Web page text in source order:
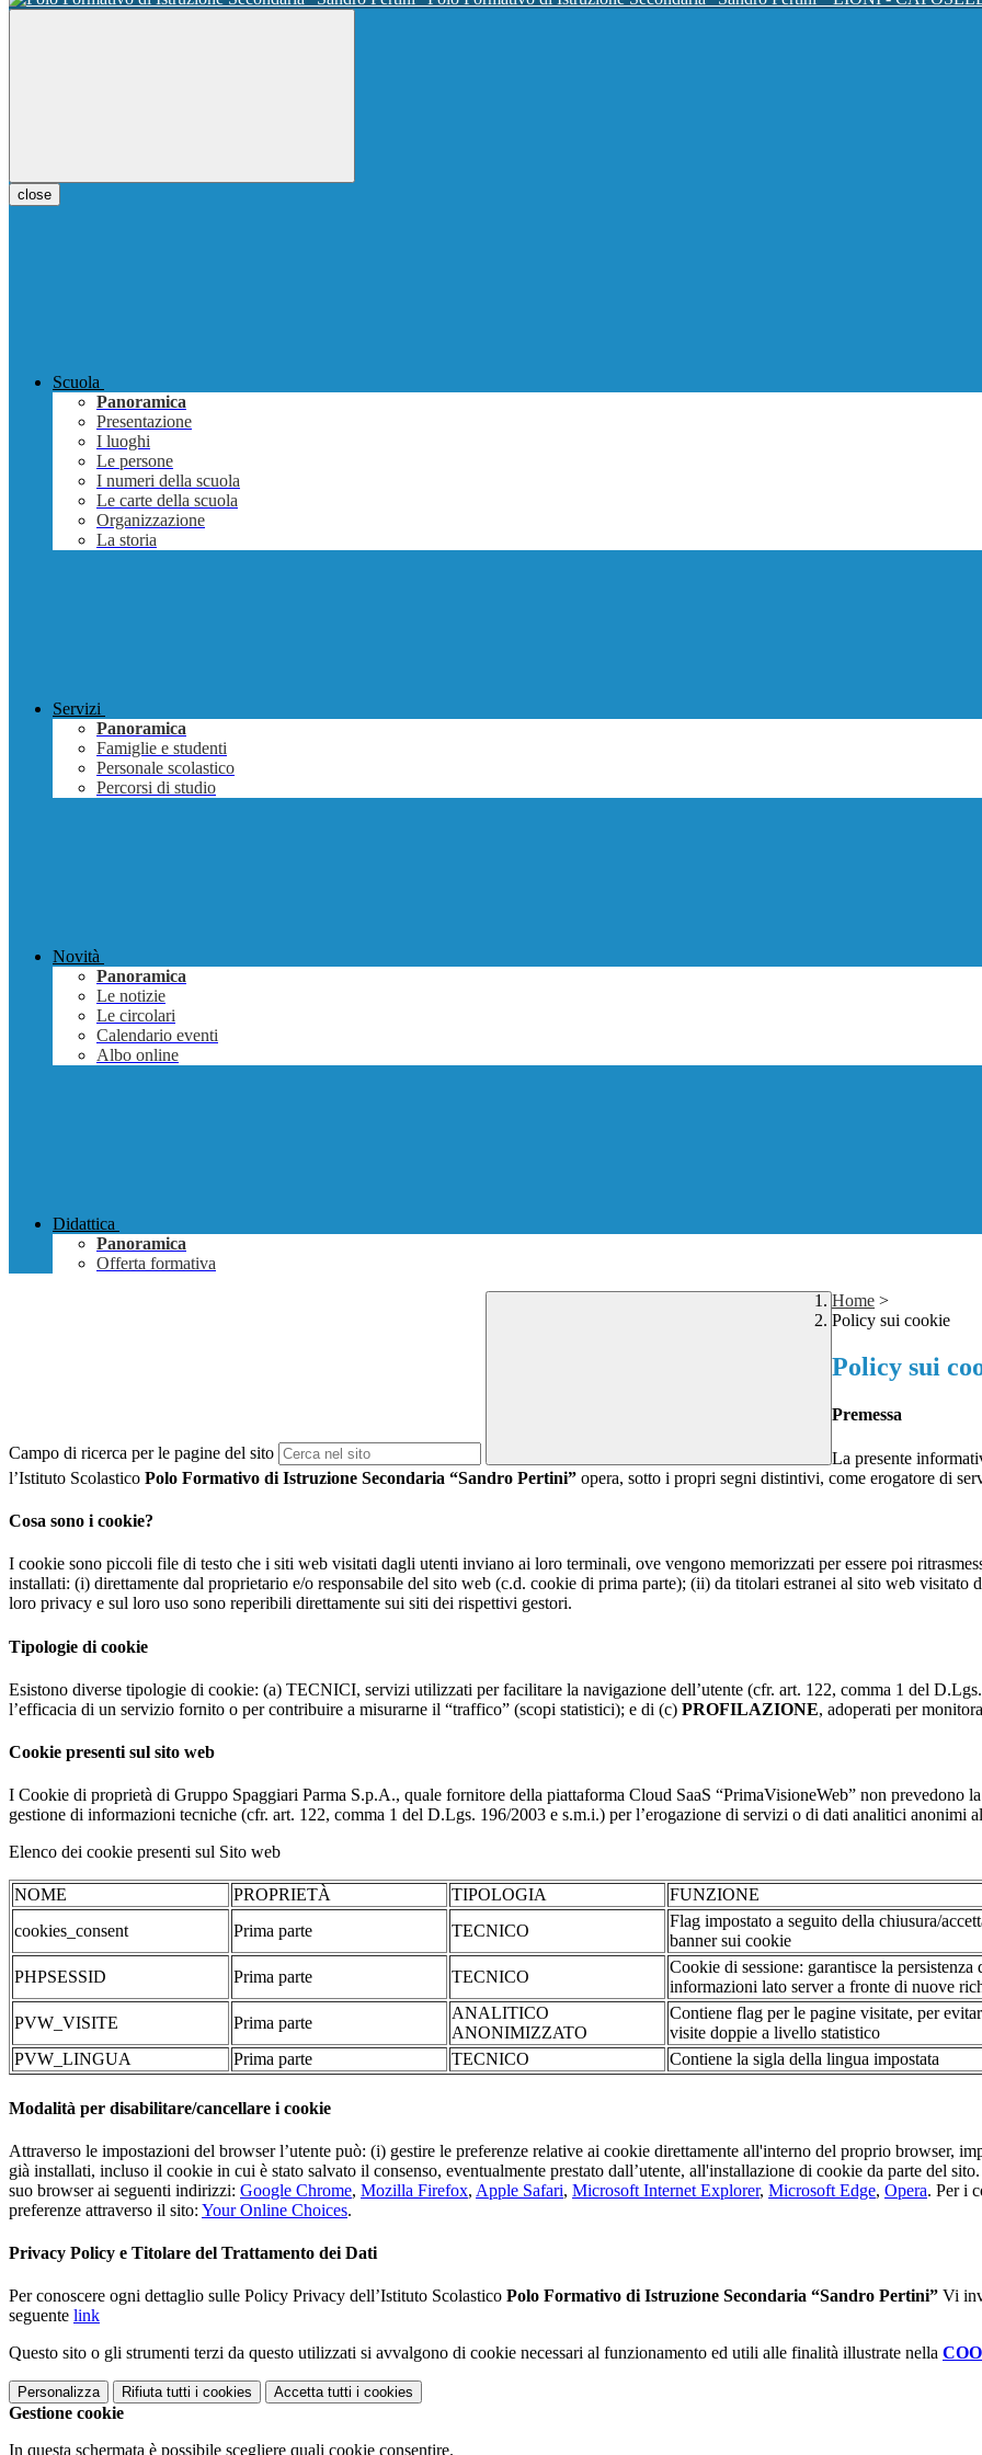
close
Scuola
Panoramica
Presentazione
I luoghi
Le persone
I numeri della scuola
Le carte della scuola
Organizzazione
La storia
Servizi
Panoramica
Famiglie e studenti
Personale scolastico
Percorsi di studio
Novità
Panoramica
Le notizie
Le circolari
Calendario eventi
Albo online
Didattica
Panoramica
Offerta formativa
Campo di ricerca per le pagine del sito
Home >
Policy sui cookie
Policy sui
Premessa
La presente
l’Istituto Scolastico Polo Formativo di Istruzione Secondaria “Sandro Pertini” opera, sotto i propri segni distintivi, come erogatore di
Cosa sono i cookie?
I cookie sono piccoli file di testo che i siti web visitati dagli utenti inviano ai loro terminali, ove vengono memorizzati per essere poi
installati: (i) direttamente dal proprietario e/o responsabile del sito web (c.d. cookie di prima parte); (ii) da titolari estranei al sito web
loro privacy e sul loro uso sono reperibili direttamente sui siti dei rispettivi gestori.
Tipologie di cookie
Esistono diverse tipologie di cookie: (a) TECNICI, servizi utilizzati per facilitare la navigazione dell’utente (cfr. art. 122, comma 1 del
l’efficacia di un servizio fornito o per contribuire a misurarne il “traffico” (scopi statistici); e di (c) PROFILAZIONE, adoperati per
Cookie presenti sul sito web
I Cookie di proprietà di Gruppo Spaggiari Parma S.p.A., quale fornitore della piattaforma Cloud SaaS “PrimaVisioneWeb” non prevedono
gestione di informazioni tecniche (cfr. art. 122, comma 1 del D.Lgs. 196/2003 e s.m.i.) per l’erogazione di servizi o di dati analitici anonimi
Elenco dei cookie presenti sul Sito web
NOME PROPRIETÀ TIPOLOGIA
FUNZIONE
cookies_consent
Prima parte TECNICO
Flag impostato a seguito della chiusura/
banner sui cookie
PHPSESSID
Prima parte TECNICO
Cookie di sessione: garantisce la persistenza
informazioni lato server a fronte di nuove
PVW_VISITE
Prima parte
ANALITICO
ANONIMIZZATO
Contiene flag per le pagine visitate, per
visite doppie a livello statistico
PVW_LINGUA
Prima parte TECNICO Contiene la sigla della lingua impostata
Modalità per disabilitare/cancellare i cookie
Attraverso le impostazioni del browser l’utente può: (i) gestire le preferenze relative ai cookie direttamente all'interno del proprio browser,
già installati, incluso il cookie in cui è stato salvato il consenso, eventualmente prestato dall’utente, all'installazione di cookie da parte del
suo browser ai seguenti indirizzi: Google Chrome, Mozilla Firefox, Apple Safari, Microsoft Internet Explorer, Microsoft Edge, Opera. Per i
preferenze attraverso il sito: Your Online Choices.
Privacy Policy e Titolare del Trattamento dei Dati
Per conoscere ogni dettaglio sulle Policy Privacy dell’Istituto Scolastico Polo Formativo di Istruzione Secondaria “Sandro Pertini” Vi
seguente link
Questo sito o gli strumenti terzi da questo utilizzati si avvalgono di cookie necessari al funzionamento ed utili alle finalità illustrate nella
Personalizza Rifiuta tutti i cookies Accetta tutti i cookies
Gestione cookie
In questa schermata è possibile scegliere quali cookie consentire.